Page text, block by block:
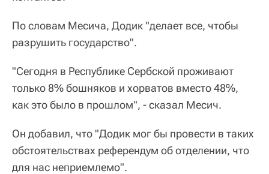
По словам Месича, Додик "делает все, чтобы
разрушить государство".
"Сегодня в Республике Сербской проживают
только 8% бошняков и хорватов вместо 48%,
как это было в прошлом", - сказал Месич.
Он добавил, что "Додик мог бы провести в таких
обстоятельствах референдум об отделении, что
для нас неприемлемо".